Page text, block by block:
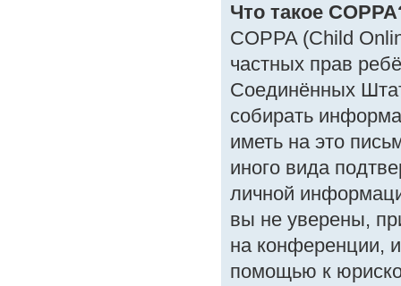
Что такое
COPPA (Child
частных прав
Соединённых
собирать
иметь на это
иного вида
личной
вы не уверены,
на конференции,
помощью к